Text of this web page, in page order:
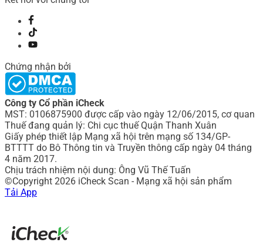
Chứng nhận bởi
Công ty Cổ phần iCheck
MST: 0106875900 được cấp vào ngày 12/06/2015, cơ quan
Thuế đang quản lý: Chi cục thuế Quận Thanh Xuân
Giấy phép thiết lập Mạng xã hội trên mạng số 134/GP-
BTTTT do Bô Thông tin và Truyền thông cấp ngày 04 tháng
4 năm 2017.
Chịu trách nhiệm nội dung: Ông Vũ Thế Tuấn
©Copyright 2026 iCheck Scan - Mạng xã hội sản phẩm
Tải App